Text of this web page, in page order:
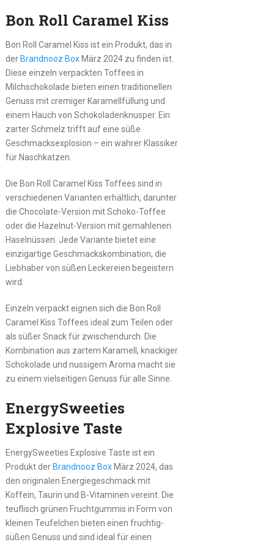
Bon Roll Caramel Kiss
Bon Roll Caramel Kiss ist ein Produkt, das in
derBrandnooz BoxMärz 2024 zu finden ist.
Diese einzeln verpackten Toffees in
Milchschokolade bieten einen traditionellen
Genuss mit cremiger Karamellfüllung und
einem Hauch von Schokoladenknusper. Ein
zarter Schmelz trifft auf eine süße
Geschmacksexplosion – ein wahrer Klassiker
für Naschkatzen.
Die Bon Roll Caramel Kiss Toffees sind in
verschiedenen Varianten erhältlich, darunter
die Chocolate-Version mit Schoko-Toffee
oder die Hazelnut-Version mit gemahlenen
Haselnüssen. Jede Variante bietet eine
einzigartige Geschmackskombination, die
Liebhaber von süßen Leckereien begeistern
wird.
Einzeln verpackt eignen sich die Bon Roll
Caramel Kiss Toffees ideal zum Teilen oder
als süßer Snack für zwischendurch. Die
Kombination aus zartem Karamell, knackiger
Schokolade und nussigem Aroma macht sie
zu einem vielseitigen Genuss für alle Sinne.
EnergySweeties
Explosive Taste
EnergySweeties Explosive Taste ist ein
Produkt derBrandnooz BoxMärz 2024, das
den originalen Energiegeschmack mit
Koffein, Taurin und B-Vitaminen vereint. Die
teuflisch grünen Fruchtgummis in Form von
kleinen Teufelchen bieten einen fruchtig-
süßen Genuss und sind ideal für einen